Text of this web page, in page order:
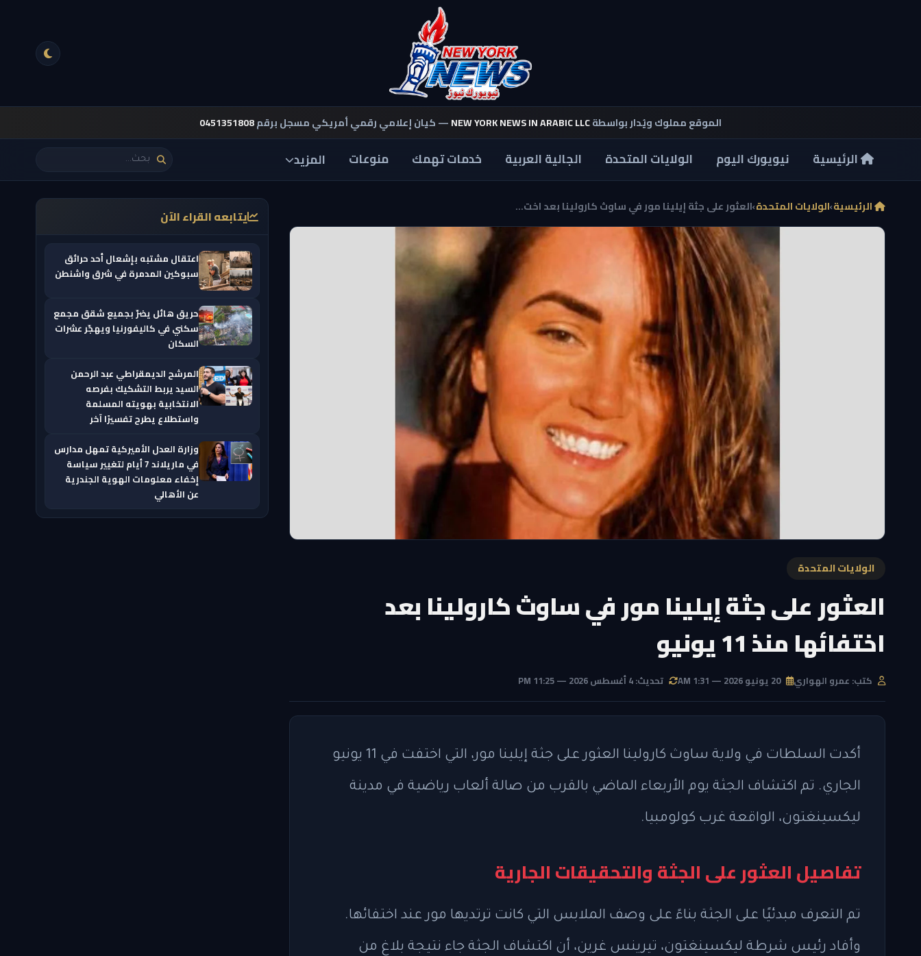
الموقع مملوك ويُدار بواسطةNEW YORK NEWS IN ARABIC LLC— كيان إعلامي رقمي أمريكي مسجل برقم0451351808
الرئيسية نيويورك اليوم الولايات المتحدة الجالية العربية خدمات تهمك منوعات المزيد
الرئيسية›الولايات المتحدة›العثور على جثة إيلينا مور في ساوث كارولينا بعد اخت...
الولايات المتحدة
العثور على جثة إيلينا مور في ساوث كارولينا بعد
اختفائها منذ 11 يونيو
كتب: عمرو الهواري 20 يونيو 2026 — 1:31 AM تحديث: 4 أغسطس 2026 — 11:25 PM
أكدت السلطات في ولاية ساوث كارولينا العثور على جثة إيلينا مور، التي اختفت في 11 يونيو
الجاري. تم اكتشاف الجثة يوم الأربعاء الماضي بالقرب من صالة ألعاب رياضية في مدينة
ليكسينغتون، الواقعة غرب كولومبيا.
تفاصيل العثور على الجثة والتحقيقات الجارية
تم التعرف مبدئيًا على الجثة بناءً على وصف الملابس التي كانت ترتديها مور عند اختفائها.
وأفاد رئيس شرطة ليكسينغتون، تيرينس غرين، أن اكتشاف الجثة جاء نتيجة بلاغ من
يتابعه القراء الآن
اعتقال مشتبه بإشعال أحد حرائق
سبوكين المدمرة في شرق واشنطن
حريق هائل يضرّ بجميع شقق مجمع
سكني في كاليفورنيا ويهجّر عشرات
السكان
المرشح الديمقراطي عبد الرحمن
السيد يربط التشكيك بفرصه
الانتخابية بهويته المسلمة
واستطلاع يطرح تفسيرًا آخر
وزارة العدل الأميركية تمهل مدارس
في ماريلاند 7 أيام لتغيير سياسة
إخفاء معلومات الهوية الجندرية
عن الأهالي